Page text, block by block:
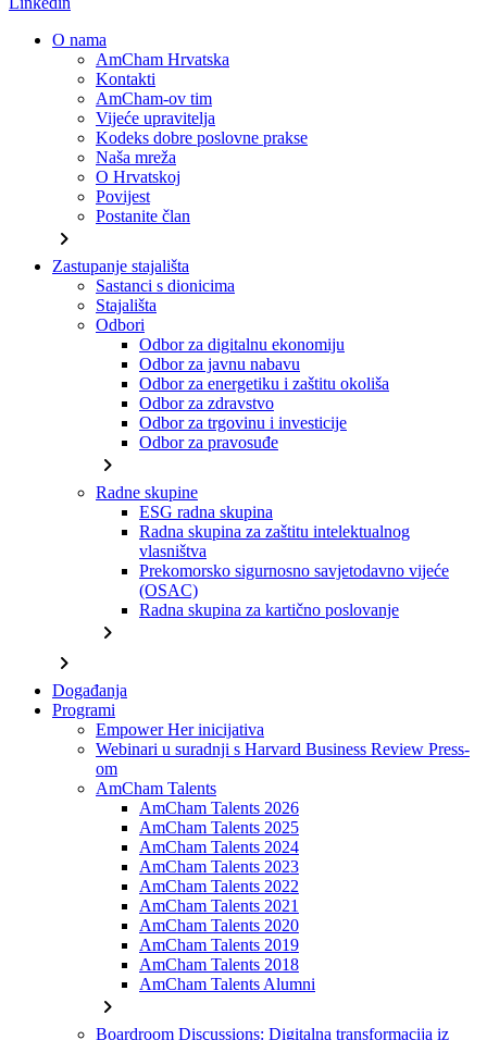
O nama
AmCham Hrvatska
Kontakti
AmCham-ov tim
Vijeće upravitelja
Kodeks dobre poslovne prakse
Naša mreža
O Hrvatskoj
Povijest
Postanite član
chevron_right
Zastupanje stajališta
Sastanci s dionicima
Stajališta
Odbori
Odbor za digitalnu ekonomiju
Odbor za javnu nabavu
Odbor za energetiku i zaštitu okoliša
Odbor za zdravstvo
Odbor za trgovinu i investicije
Odbor za pravosuđe
chevron_right
Radne skupine
ESG radna skupina
Radna skupina za zaštitu intelektualnog
vlasništva
Prekomorsko sigurnosno savjetodavno vijeće
(OSAC)
Radna skupina za kartično poslovanje
chevron_right
chevron_right
Događanja
Programi
Empower Her inicijativa
Webinari u suradnji s Harvard Business Review Press-
om
AmCham Talents
AmCham Talents 2026
AmCham Talents 2025
AmCham Talents 2024
AmCham Talents 2023
AmCham Talents 2022
AmCham Talents 2021
AmCham Talents 2020
AmCham Talents 2019
AmCham Talents 2018
AmCham Talents Alumni
chevron_right
Boardroom Discussions: Digitalna transformacija iz